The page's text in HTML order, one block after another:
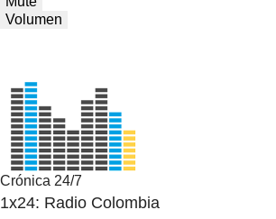
Volumen
Crónica 24/7
1x24: Radio Colombia